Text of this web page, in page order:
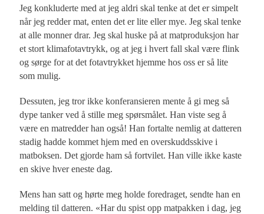
Jeg konkluderte med at jeg aldri skal tenke at det er simpelt
når jeg redder mat, enten det er lite eller mye. Jeg skal tenke
at alle monner drar. Jeg skal huske på at matproduksjon har
et stort klimafotavtrykk, og at jeg i hvert fall skal være flink
og sørge for at det fotavtrykket hjemme hos oss er så lite
som mulig.
Dessuten, jeg tror ikke konferansieren mente å gi meg så
dype tanker ved å stille meg spørsmålet. Han viste seg å
være en matredder han også! Han fortalte nemlig at datteren
stadig hadde kommet hjem med en overskuddsskive i
matboksen. Det gjorde ham så fortvilet. Han ville ikke kaste
en skive hver eneste dag.
Mens han satt og hørte meg holde foredraget, sendte han en
melding til datteren. «Har du spist opp matpakken i dag, jeg